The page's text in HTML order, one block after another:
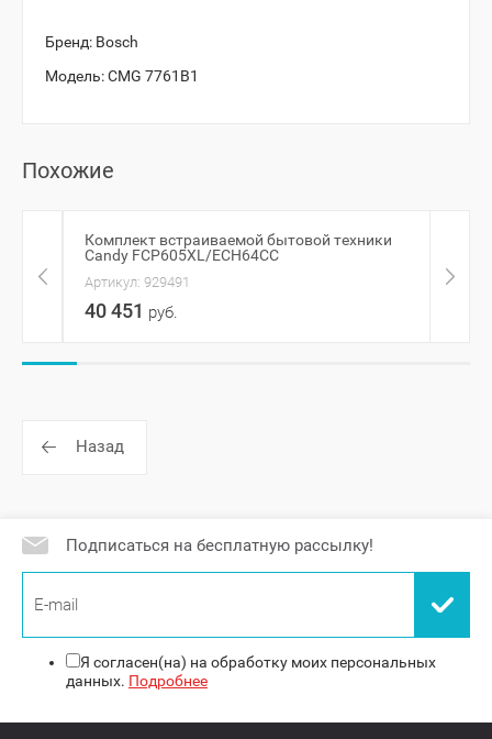
Бренд: Bosch
Модель:CMG 7761B1
Похожие
Комплект встраиваемой бытовой техники
Candy FCP605XL/ECH64CC
Артикул: 929491
40 451 руб.
Назад
Подписаться на бесплатную рассылку!
Я согласен(на) на обработку моих персональных
данных. Подробнее